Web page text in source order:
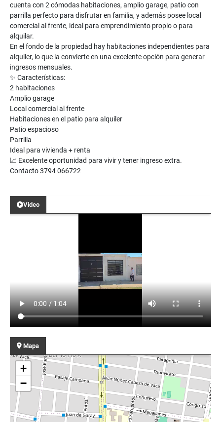
cuenta con 2 cómodas habitaciones, amplio garage, patio con
parrilla perfecto para disfrutar en familia, y además posee local
comercial al frente, ideal para emprendimiento propio o para
alquilar.
En el fondo de la propiedad hay habitaciones independientes para
alquiler, lo que la convierte en una excelente opción para generar
ingresos mensuales.
✨ Características:
2 habitaciones
Amplio garage
Local comercial al frente
Habitaciones en el patio para alquiler
Patio espacioso
Parrilla
Ideal para vivienda + renta
📈 Excelente oportunidad para vivir y tener ingreso extra.
Contacto 3794 066722
Video
Mapa
+
−